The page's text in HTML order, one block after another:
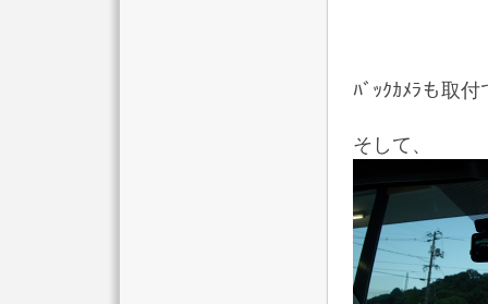
ﾊﾞｯｸｶﾒﾗも取
そして、